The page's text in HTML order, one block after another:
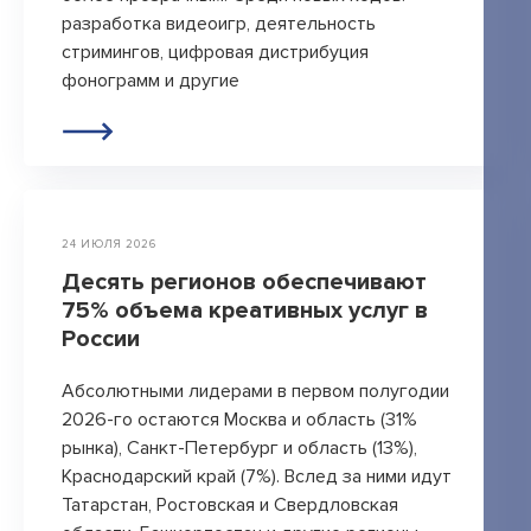
разработка видеоигр, деятельность
стримингов, цифровая дистрибуция
фонограмм и другие
24 ИЮЛЯ 2026
Десять регионов обеспечивают
75% объема креативных услуг в
России
Абсолютными лидерами в первом полугодии
2026-го остаются Москва и область (31%
рынка), Санкт-Петербург и область (13%),
Краснодарский край (7%). Вслед за ними идут
Татарстан, Ростовская и Свердловская